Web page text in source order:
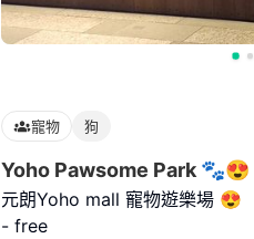
寵物 狗
Yoho Pawsome Park 🐾😍
元朗Yoho mall 寵物遊樂場 😍
- free